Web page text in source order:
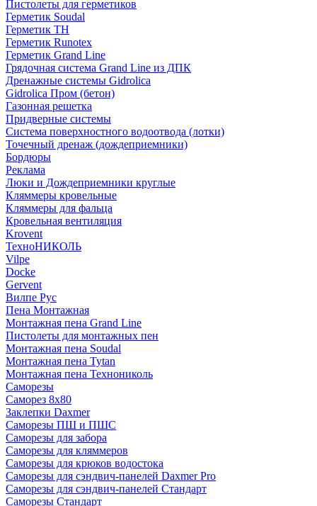
Пистолеты для герметиков
Герметик Soudal
Герметик ТН
Герметик Runotex
Герметик Grand Line
Грядочная система Grand Line из ДПК
Дренажные системы Gidrolica
Gidrolica Пром (бетон)
Газонная решетка
Придверные системы
Система поверхностного водоотвода (лотки)
Точечный дренаж (дождеприемники)
Бордюры
Рекламa
Люки и Дождеприемники круглые
Кляммеры кровельные
Кляммеры для фальца
Кровельная вентиляция
Krovent
ТехноНИКОЛЬ
Vilpe
Docke
Gervent
Вилпе Рус
Пена Монтажнaя
Монтажная пена Grand Linе
Пистолеты для монтажных пен
Монтажная пена Soudal
Монтажная пена Tytan
Монтажная пена Технониколь
Саморезы
Саморез 8х80
Заклепки Daxmer
Саморезы ПШ и ПШС
Саморезы для забора
Саморезы для кляммеров
Саморезы для крюков водостока
Саморезы для сэндвич-панелей Daxmer Pro
Саморезы для сэндвич-панелей Стандарт
Саморезы Стандарт